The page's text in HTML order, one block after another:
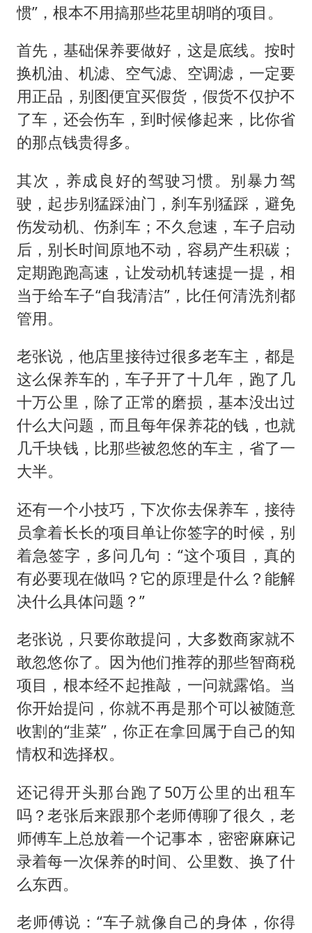
惯”，根本不用搞那些花里胡哨的项目。
首先，基础保养要做好，这是底线。按时
换机油、机滤、空气滤、空调滤，一定要
用正品，别图便宜买假货，假货不仅护不
了车，还会伤车，到时候修起来，比你省
的那点钱贵得多。
其次，养成良好的驾驶习惯。别暴力驾
驶，起步别猛踩油门，刹车别猛踩，避免
伤发动机、伤刹车；不久怠速，车子启动
后，别长时间原地不动，容易产生积碳；
定期跑跑高速，让发动机转速提一提，相
当于给车子“自我清洁”，比任何清洗剂都
管用。
老张说，他店里接待过很多老车主，都是
这么保养车的，车子开了十几年，跑了几
十万公里，除了正常的磨损，基本没出过
什么大问题，而且每年保养花的钱，也就
几千块钱，比那些被忽悠的车主，省了一
大半。
还有一个小技巧，下次你去保养车，接待
员拿着长长的项目单让你签字的时候，别
着急签字，多问几句：“这个项目，真的
有必要现在做吗？它的原理是什么？能解
决什么具体问题？”
老张说，只要你敢提问，大多数商家就不
敢忽悠你了。因为他们推荐的那些智商税
项目，根本经不起推敲，一问就露馅。当
你开始提问，你就不再是那个可以被随意
收割的“韭菜”，你正在拿回属于自己的知
情权和选择权。
还记得开头那台跑了50万公里的出租车
吗？老张后来跟那个老师傅聊了很久，老
师傅车上总放着一个记事本，密密麻麻记
录着每一次保养的时间、公里数、换了什
么东西。
老师傅说：“车子就像自己的身体，你得